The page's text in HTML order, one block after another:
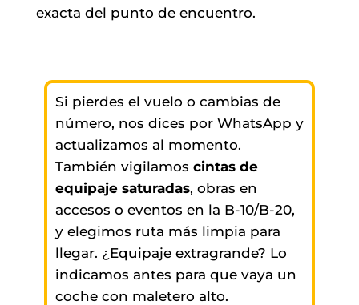
exacta del punto de encuentro.
Si pierdes el vuelo o cambias de
número, nos dices por WhatsApp y
actualizamos al momento.
También vigilamos cintas de
equipaje saturadas, obras en
accesos o eventos en la B-10/B-20,
y elegimos ruta más limpia para
llegar. ¿Equipaje extragrande? Lo
indicamos antes para que vaya un
coche con maletero alto.